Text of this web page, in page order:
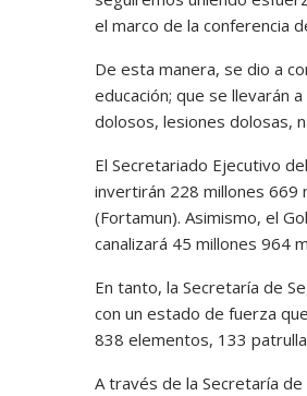
el marco de la conferencia
De esta manera, se dio a
educación; que se llevarán
dolosos, lesiones dolosas,
El Secretariado Ejecutivo
invertirán 228 millones 669
(Fortamun). Asimismo, el
canalizará 45 millones 964
En tanto, la Secretaría de
con un estado de fuerza
838 elementos, 133
A través de la Secretaría